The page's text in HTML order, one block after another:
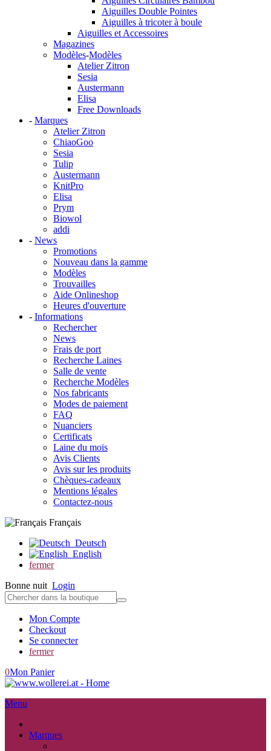
Aiguilles Double Pointes
Aiguilles à tricoter à boule
Aiguilles et Accessoires
Magazines
Modèles-Modèles
Atelier Zitron
Sesia
Austermann
Elisa
Free Downloads
- Marques
Atelier Zitron
ChiaoGoo
Sesia
Tulip
Austermann
KnitPro
Elisa
Prym
Biowol
addi
- News
Promotions
Nouveau dans la gamme
Modèles
Trouvailles
Aide Onlineshop
Heures d'ouverture
- Informations
Rechercher
News
Frais de port
Recherche Laines
Salle de vente
Recherche Modèles
Nos fabricants
Modes de paiement
FAQ
Nuanciers
Certificats
Laine du mois
Avis Clients
Avis sur les produits
Chèques-cadeaux
Mentions légales
Contactez-nous
Français
Deutsch
English
fermer
Bonne nuit Login
Mon Compte
Checkout
Se connecter
fermer
0Mon Panier
Menu
Marques